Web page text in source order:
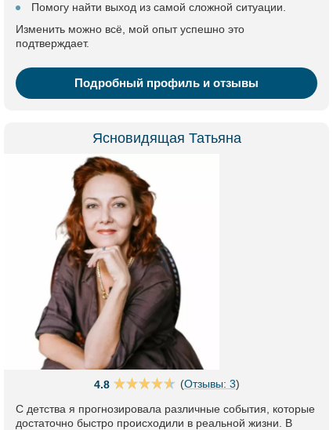
Помогу найти выход из самой сложной ситуации.
Изменить можно всё, мой опыт успешно это
подтверждает.
Подробный профиль и отзывы
Ясновидящая Татьяна
4.8 (Отзывы: 3)
С детства я прогнозировала различные события, которые
достаточно быстро происходили в реальной жизни. В